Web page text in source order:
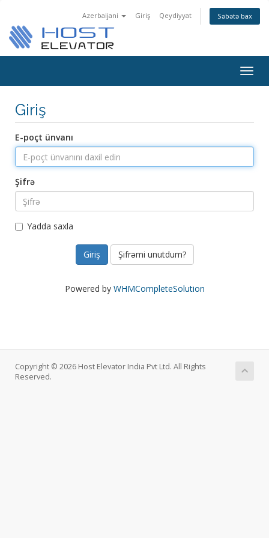
Azerbaijani Giriş Qeydiyyat Səbətə bax
Giriş
E-poçt ünvanı
Şifrə
Yadda saxla
Şifrəmi unutdum?
Powered by WHMCompleteSolution
Copyright © 2026 Host Elevator India Pvt Ltd. All Rights
Reserved.